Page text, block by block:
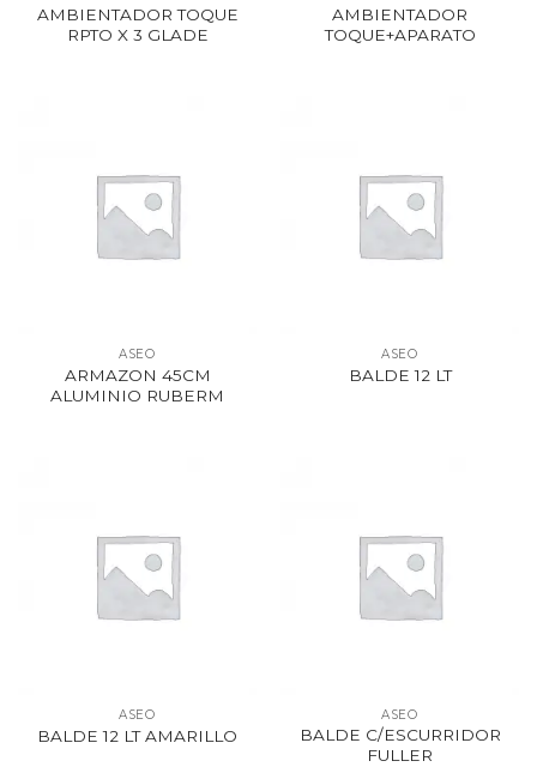
AMBIENTADOR TOQUE
RPTO X 3 GLADE
AMBIENTADOR
TOQUE+APARATO
ASEO
ARMAZON 45CM
ALUMINIO RUBERM
ASEO
BALDE 12 LT
ASEO
BALDE 12 LT AMARILLO
ASEO
BALDE C/ESCURRIDOR
FULLER